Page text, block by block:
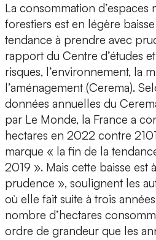
La consommation d’espaces
forestiers est en légère
tendance à prendre avec
rapport du Centre d’études
risques, l’environnement, la
l’aménagement (Cerema).
données annuelles du
par Le Monde, la France a
hectares en 2022 contre
marque « la fin de la
2019 ». Mais cette baisse est
prudence », soulignent les
où elle fait suite à trois
nombre d’hectares
ordre de grandeur que les